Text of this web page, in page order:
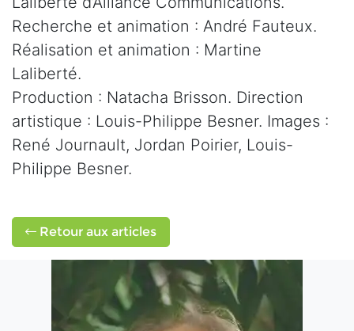
Recherche et animation : André Fauteux.
Réalisation et animation : Martine
Laliberté.
Production : Natacha Brisson. Direction
artistique : Louis-Philippe Besner. Images :
René Journault, Jordan Poirier, Louis-
Philippe Besner.
Retour aux articles